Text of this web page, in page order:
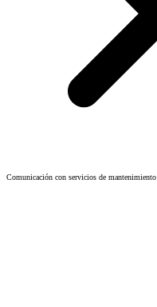
Comunicación con servicios de mantenimiento